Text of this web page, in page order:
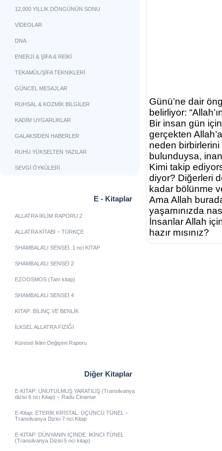
Günü’ne dair
belirliyor:
Bir insan gün
gerçekten
neden
bulunduysa,
Kimi takip
diyor? Diğerleri
kadar bölünme
Ama Allah
yaşamınızda
İnsanlar Allah
hazır mısınız?
12,000 YILLIK DÖNGÜNÜN SONU
VİDEOLAR
DNA
ENERJİ & ŞİFA & REİKİ
TEKAMÜL/ŞİFA TEKNİKLERİ
GÜNCEL MESAJLAR
RUHSAL & KOZMİK BİLGİLER
KADİM UYGARLIKLAR
GALAKSİDEN HABERLER
RUHU YÜKSELTEN YAZILAR
SEVGİ ÖYKÜLERİ
E - Kitaplar
ALLATRA İKLİM RAPORU 2
ALLATRA KİTABI – TÜRKÇE
SHAMBALA’LI SENSEİ. 1 nci KİTAP
SHAMBALA’LI SENSEİ 2
EZOOSMOS (Tam kitap)
SHAMBALA’LI SENSEİ 4
KİTAP: BİLİNÇ VE BENLİK
İLKSEL ALLATRA FİZİĞİ
Küresel İklim Değişimi Raporu
Diğer Kitaplar
E-KİTAP: UNUTULMUŞ YARATILIŞ (Transilvanya
dizisi 6 ncı Kitap) – Radu Cinamar
E-Kitap: ETERİK KRİSTAL. ÜÇÜNCÜ TÜNEL –
Transilvanya Dizisi 7 nci Kitap
E-KİTAP: DÜNYANIN İÇİNDE. İKİNCİ TÜNEL
(Transilvanya Dizisi 5 nci kitap)